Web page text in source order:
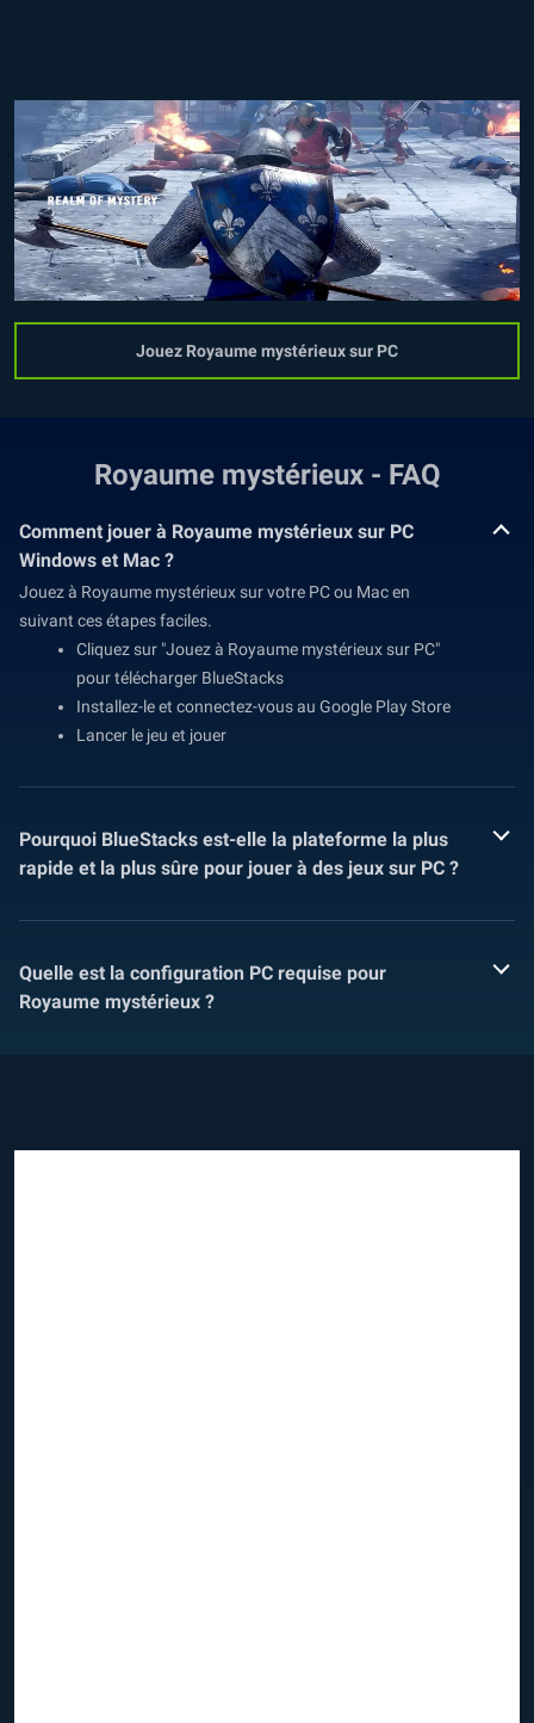
Jouez Royaume mystérieux sur PC
Royaume mystérieux - FAQ
Comment jouer à Royaume mystérieux sur PC
Windows et Mac ?
Jouez à Royaume mystérieux sur votre PC ou Mac en
suivant ces étapes faciles.
Cliquez sur "Jouez à Royaume mystérieux sur PC"
pour télécharger BlueStacks
Installez-le et connectez-vous au Google Play Store
Lancer le jeu et jouer
Pourquoi BlueStacks est-elle la plateforme la plus
rapide et la plus sûre pour jouer à des jeux sur PC ?
Quelle est la configuration PC requise pour
Royaume mystérieux ?